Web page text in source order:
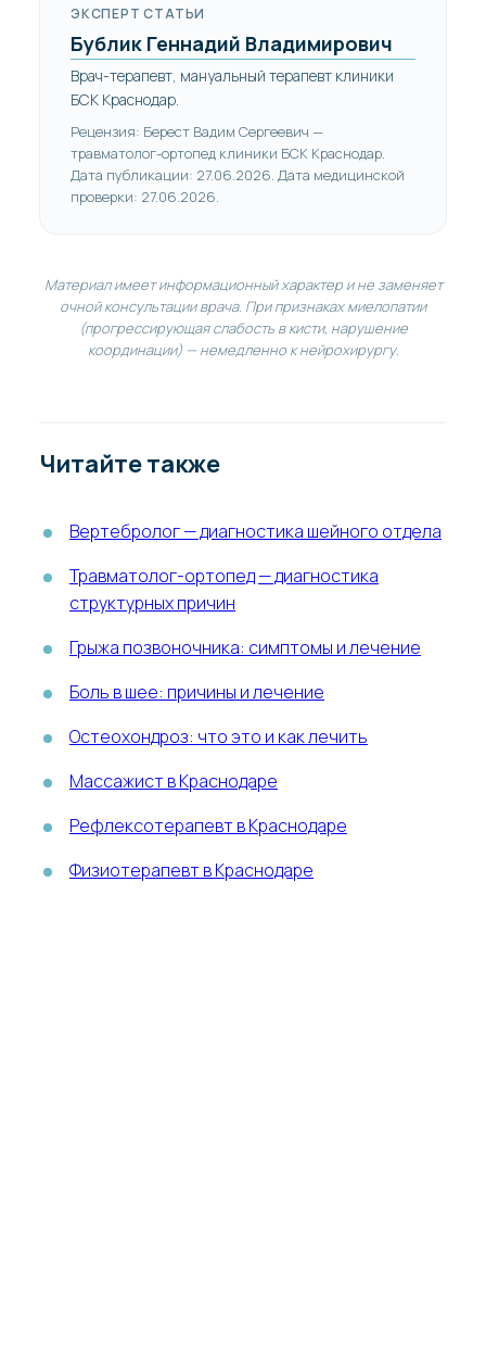
ЭКСПЕРТ СТАТЬИ
Бублик Геннадий Владимирович
Врач-терапевт, мануальный терапевт клиники
БСК Краснодар.
Рецензия: Берест Вадим Сергеевич —
травматолог-ортопед клиники БСК Краснодар.
Дата публикации: 27.06.2026. Дата медицинской
проверки: 27.06.2026.
Материал имеет информационный характер и не заменяет
очной консультации врача. При признаках миелопатии
(прогрессирующая слабость в кисти, нарушение
координации) — немедленно к нейрохирургу.
Читайте также
Вертебролог — диагностика шейного отдела
Травматолог-ортопед — диагностика
структурных причин
Грыжа позвоночника: симптомы и лечение
Боль в шее: причины и лечение
Остеохондроз: что это и как лечить
Массажист в Краснодаре
Рефлексотерапевт в Краснодаре
Физиотерапевт в Краснодаре